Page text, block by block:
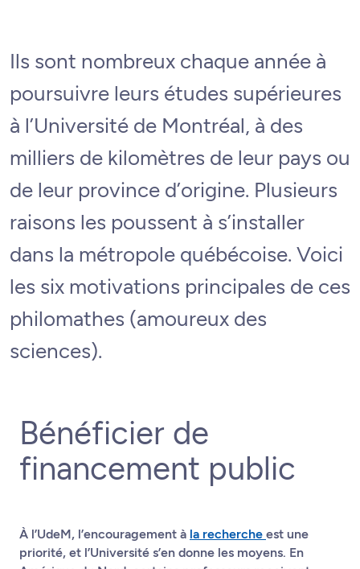
Ils sont nombreux chaque année à
poursuivre leurs études supérieures
à l’Université de Montréal, à des
milliers de kilomètres de leur pays ou
de leur province d’origine. Plusieurs
raisons les poussent à s’installer
dans la métropole québécoise. Voici
les six motivations principales de ces
philomathes (amoureux des
sciences).
Bénéficier de
financement public
À l’UdeM, l’encouragement à la recherche est une
priorité, et l’Université s’en donne les moyens. En